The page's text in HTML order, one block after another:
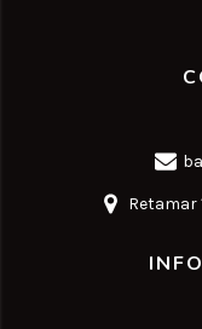
Retamar